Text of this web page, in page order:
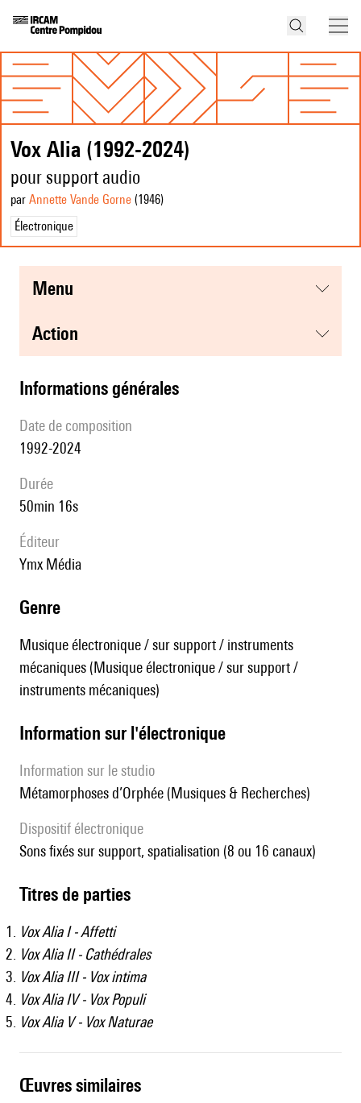
Vox Alia (1992-2024)
pour support audio
par Annette Vande Gorne (1946)
Électronique
menu
action
informations générales
date de composition
1992-2024
durée
50min 16s
éditeur
Ymx Média
genre
Musique électronique / sur support / instruments
mécaniques (Musique électronique / sur support /
instruments mécaniques)
Information sur l'électronique
Information sur le studio
Métamorphoses d’Orphée (Musiques & Recherches)
Dispositif électronique
sons fixés sur support, spatialisation (8 ou 16 canaux)
Titres de parties
Vox Alia I - Affetti
Vox Alia II - Cathédrales
Vox Alia III - Vox intima
Vox Alia IV - Vox Populi
Vox Alia V - Vox Naturae
œuvres similaires